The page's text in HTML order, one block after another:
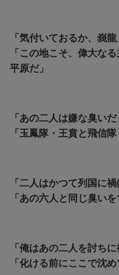
「気付いておるか、峩龍
「この地こそ、偉大な
平原だ」
「あの二人は嫌な臭いだ
「玉鳳隊・王賁と飛信
「二人はかつて列国に
「あの六人と同じ臭い
「俺はあの二人を討ちに
「化ける前にここで沈め